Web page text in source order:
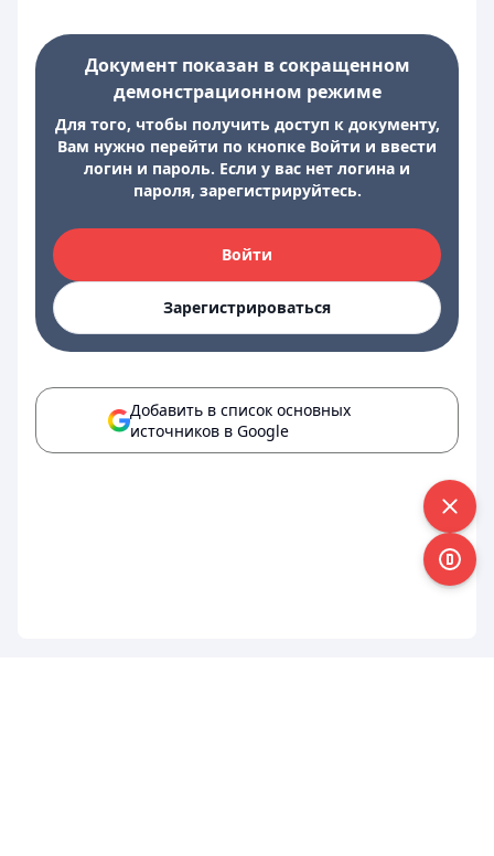
Документ показан в сокращенном
демонстрационном режиме
Для того, чтобы получить доступ к документу,
Вам нужно перейти по кнопке Войти и ввести
логин и пароль. Если у вас нет логина и
пароля, зарегистрируйтесь.
Войти
Зарегистрироваться
Добавить в список основных
источников в Google